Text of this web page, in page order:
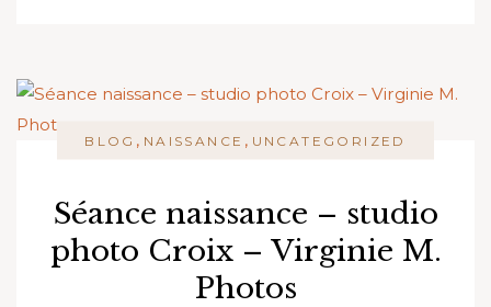
BLOG , NAISSANCE , UNCATEGORIZED
Séance naissance – studio
photo Croix – Virginie M.
Photos